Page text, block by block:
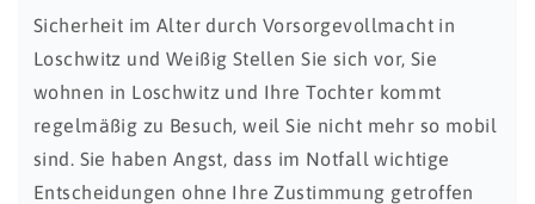
Sicherheit im Alter durch Vorsorgevollmacht in
Loschwitz und Weißig Stellen Sie sich vor, Sie
wohnen in Loschwitz und Ihre Tochter kommt
regelmäßig zu Besuch, weil Sie nicht mehr so mobil
sind. Sie haben Angst, dass im Notfall wichtige
Entscheidungen ohne Ihre Zustimmung getroffen